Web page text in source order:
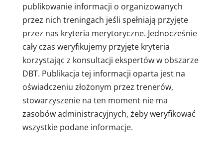
publikowanie informacji o organizowanych
przez nich treningach jeśli spełniają przyjęte
przez nas kryteria merytoryczne. Jednocześnie
cały czas weryfikujemy przyjęte kryteria
korzystając z konsultacji ekspertów w obszarze
DBT. Publikacja tej informacji oparta jest na
oświadczeniu złożonym przez trenerów,
stowarzyszenie na ten moment nie ma
zasobów administracyjnych, żeby weryfikować
wszystkie podane informacje.